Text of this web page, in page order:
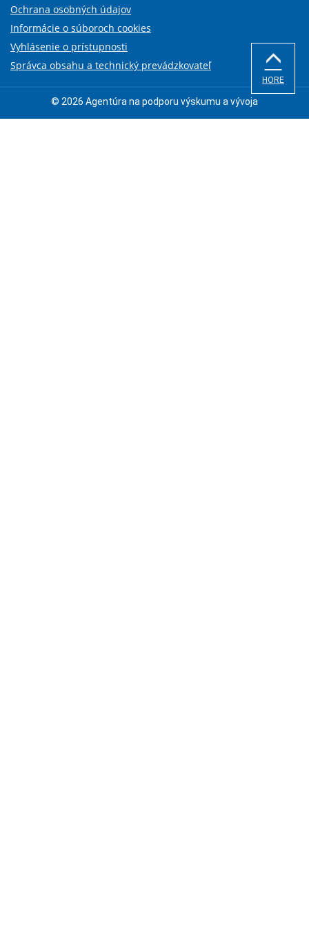
Ochrana osobných údajov
Informácie o súboroch cookies
Vyhlásenie o prístupnosti
Správca obsahu a technický prevádzkovateľ
© 2026 Agentúra na podporu výskumu a vývoja
HORE